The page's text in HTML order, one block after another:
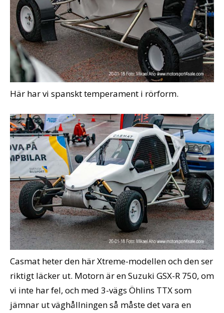
Här har vi spanskt temperament i rörform.
Casmat heter den här Xtreme-modellen och den ser
riktigt läcker ut. Motorn är en Suzuki GSX-R 750, om
vi inte har fel, och med 3-vägs Öhlins TTX som
jämnar ut väghållningen så måste det vara en